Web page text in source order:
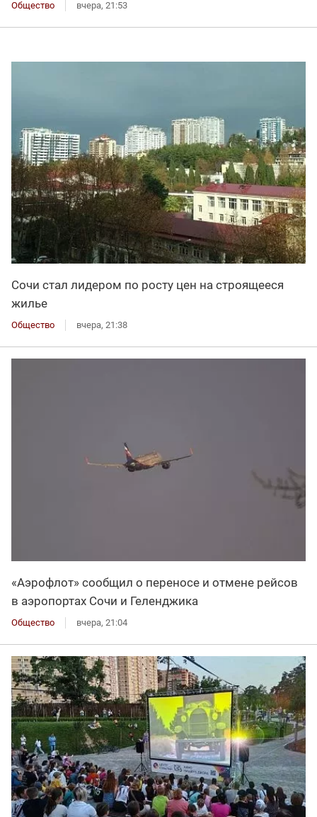
Общество вчера, 21:53
Сочи стал лидером по росту цен на строящееся
жилье
Общество вчера, 21:38
«Аэрофлот» сообщил о переносе и отмене рейсов
в аэропортах Сочи и Геленджика
Общество вчера, 21:04